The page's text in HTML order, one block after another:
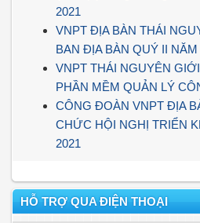
2021
VNPT ĐỊA BÀN THÁI
BAN ĐỊA BÀN QUÝ II NĂM
VNPT THÁI NGUYÊN
PHẦN MỀM QUẢN LÝ
CÔNG ĐOÀN VNPT ĐỊA
CHỨC HỘI NGHỊ TRIỂN
2021
HỖ TRỢ QUA ĐIỆN THOẠI